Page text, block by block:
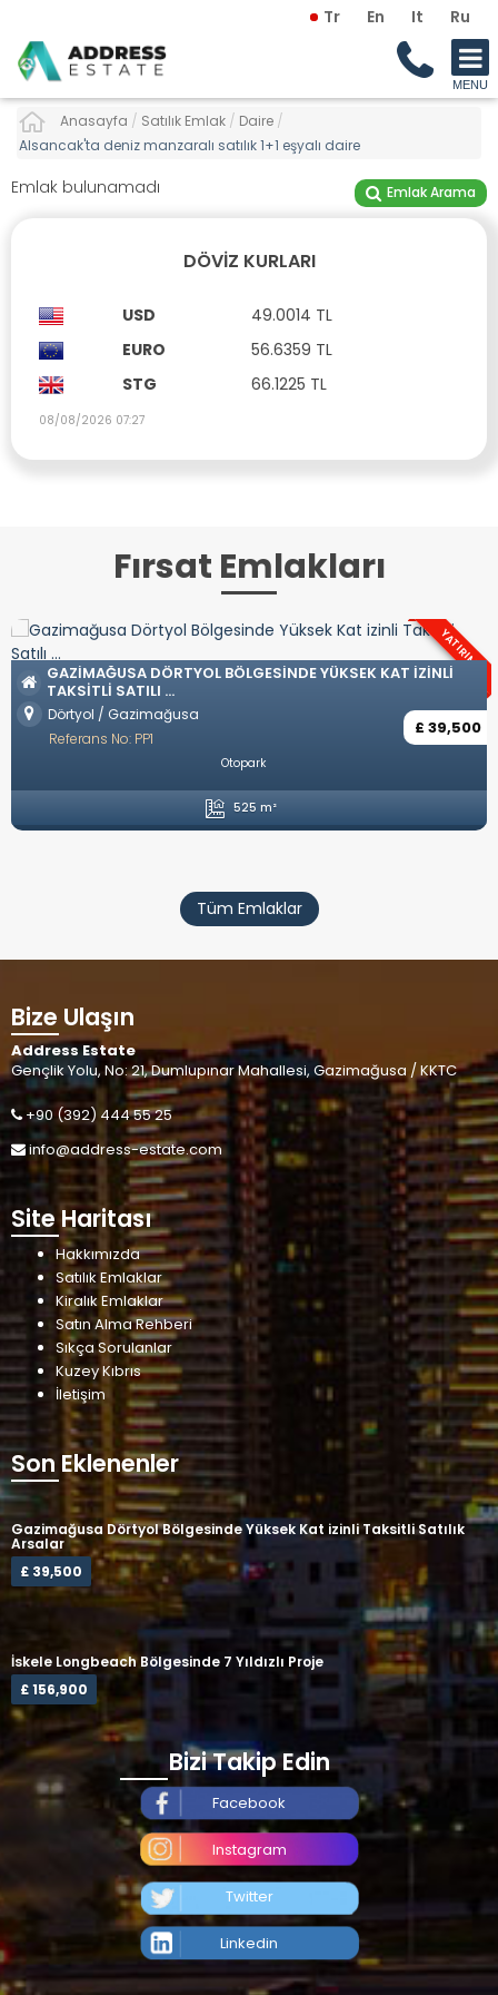
Tr En It Ru
Anasayfa / Satılık Emlak / Daire /
Alsancak'ta deniz manzaralı satılık 1+1 eşyalı daire
Emlak Arama
Emlak bulunamadı
DÖVIZ KURLARI
USD
49.0014 TL
EURO
56.6359 TL
STG
66.1225 TL
08/08/2026 07:27
Fırsat Emlakları
YATIRIM
GAZIMAĞUSA DÖRTYOL BÖLGESINDE YÜKSEK KAT IZINLI
TAKSITLI SATILI ...
Dörtyol / Gazimağusa
£ 39,500
Referans No: PP1
Otopark
525 m²
Tüm Emlaklar
Bize Ulaşın
Address Estate
Gençlik Yolu, No: 21, Dumlupınar Mahallesi, Gazimağusa / KKTC
+90 (392) 444 55 25
info@address-estate.com
Site Haritası
Hakkımızda
Satılık Emlaklar
Kiralık Emlaklar
Satın Alma Rehberi
Sıkça Sorulanlar
Kuzey Kıbrıs
İletişim
Son Eklenenler
Gazimağusa Dörtyol Bölgesinde Yüksek Kat izinli Taksitli Satılık
Arsalar
£ 39,500
İskele Longbeach Bölgesinde 7 Yıldızlı Proje
£ 156,900
Bizi Takip Edin
Facebook
Instagram
Twitter
Linkedin